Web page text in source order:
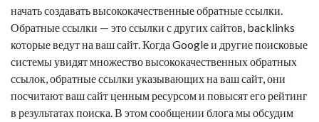
начать создавать высококачественныеобратные ссылки.
Обратные ссылки — это ссылки с других сайтов, backlinks
которые ведут на ваш сайт. Когда Google и другие поисковые
системы увидят множество высококачественных обратных
ссылок,обратные ссылки указывающих на ваш сайт, они
посчитают ваш сайт ценным ресурсом и повысят его рейтинг
в результатах поиска. В этом сообщении блога мы обсудим